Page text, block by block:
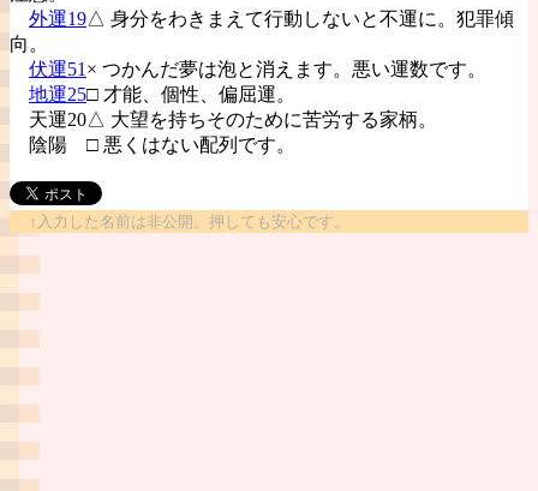
外運19△ 身分をわきまえて行動しないと不運に。犯罪傾
向。
伏運51 × つかんだ夢は泡と消えます。悪い運数です。
地運25□ 才能、個性、偏屈運。
天運20△ 大望を持ちそのために苦労する家柄。
陰陽 □ 悪くはない配列です。
↑入力した名前は非公開。押しても安心です。